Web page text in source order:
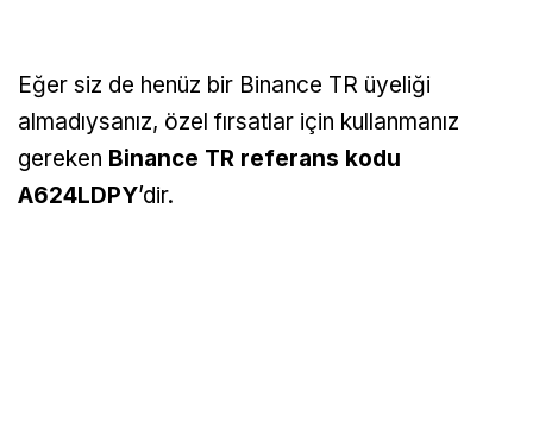
Eğer siz de henüz bir Binance TR üyeliği
almadıysanız, özel fırsatlar için kullanmanız
gereken Binance TR referans kodu
A624LDPY’dir.